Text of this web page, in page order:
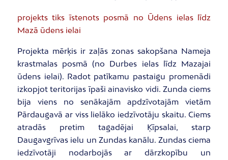
projekts tiks īstenots posmā no Ūdens ielas līdz
Mazā ūdens ielai
Projekta mērķis ir zaļās zonas sakopšana Nameja
krastmalas posmā (no Durbes ielas līdz Mazajai
ūdens ielai). Radot patīkamu pastaigu promenādi
izkopjot teritorijas īpaši ainavisko vidi. Zunda ciems
bija viens no senākajām apdzīvotajām vietām
Pārdaugavā ar viss lielāko iedzīvotāju skaitu. Ciems
atradās pretim tagadējai Ķīpsalai, starp
Daugavgrīvas ielu un Zundas kanālu. Zundas ciema
iedzīvotāji nodarbojās ar dārzkopību un